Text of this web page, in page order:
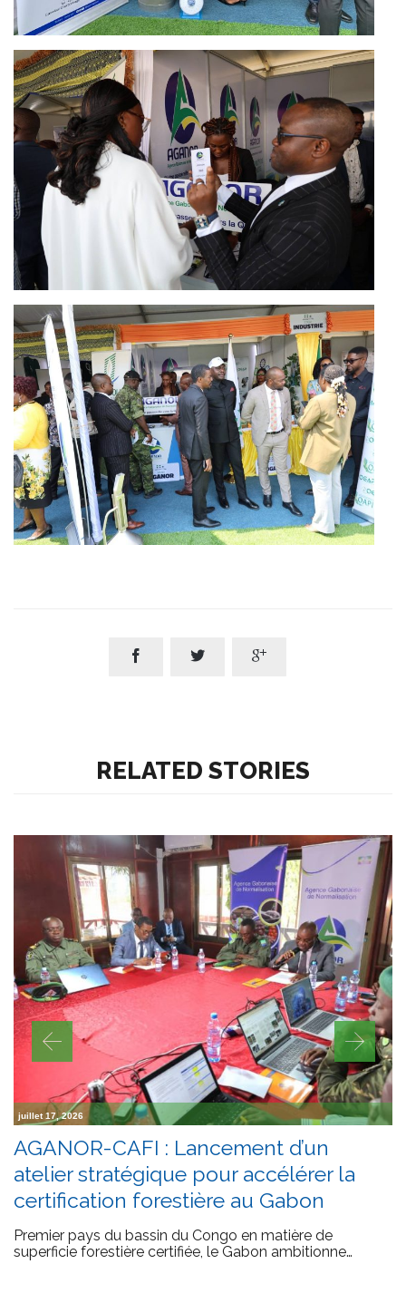
  
RELATED STORIES
juillet 17, 2026
AGANOR-CAFI : Lancement d’un
atelier stratégique pour accélérer la
certification forestière au Gabon
Premier pays du bassin du Congo en matière de
superficie forestière certifiée, le Gabon ambitionne…